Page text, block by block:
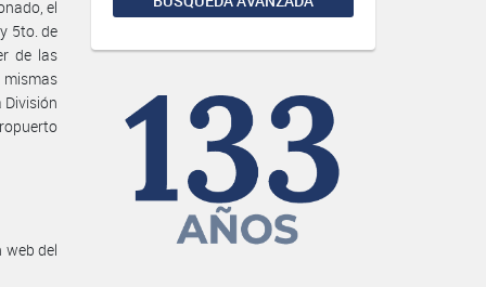
el
5to. de
de las
División
web del